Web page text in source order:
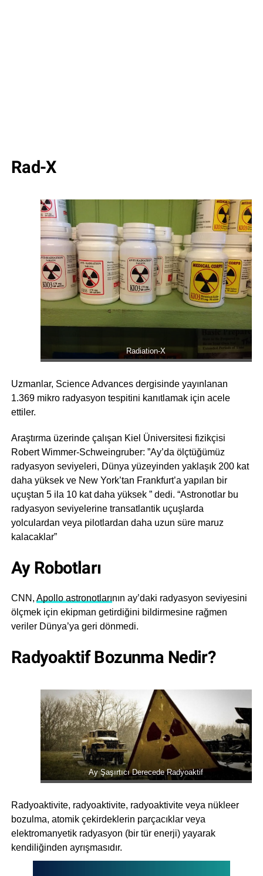
Rad-X
Radiation-X
Uzmanlar, Science Advances dergisinde yayınlanan
1.369 mikro radyasyon tespitini kanıtlamak için acele
ettiler.
Araştırma üzerinde çalışan Kiel Üniversitesi fizikçisi
Robert Wimmer-Schweingruber: ”Ay’da ölçtüğümüz
radyasyon seviyeleri, Dünya yüzeyinden yaklaşık 200 kat
daha yüksek ve New York’tan Frankfurt’a yapılan bir
uçuştan 5 ila 10 kat daha yüksek ” dedi. “Astronotlar bu
radyasyon seviyelerine transatlantik uçuşlarda
yolculardan veya pilotlardan daha uzun süre maruz
kalacaklar”
Ay Robotları
CNN, Apollo astronotlarının ay’daki radyasyon seviyesini
ölçmek için ekipman getirdiğini bildirmesine rağmen
veriler Dünya’ya geri dönmedi.
Radyoaktif Bozunma Nedir?
Ay Şaşırtıcı Derecede Radyoaktif
Radyoaktivite, radyoaktivite, radyoaktivite veya nükleer
bozulma, atomik çekirdeklerin parçacıklar veya
elektromanyetik radyasyon (bir tür enerji) yayarak
kendiliğinden ayrışmasıdır.